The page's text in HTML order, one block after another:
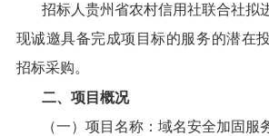
招标人贵州省农村信用社联合社拟
现诚邀具备完成项目标的服务的潜在
招标采购。
二、项目概况
（一）项目名称：域名安全加固服